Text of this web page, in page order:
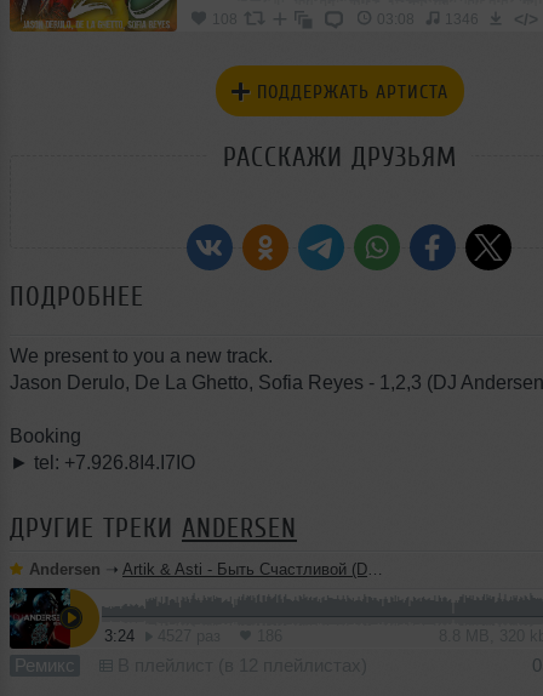
03:08 1346 </>
ПОДДЕРЖАТЬ АРТИСТА
РАССКАЖИ ДРУЗЬЯМ
ПОДРОБНЕЕ
We present to you a new track.
Jason Derulo, De La Ghetto, Sofia Reyes - 1,2,3 (DJ
Booking
► tel: +7.926.8I4.I7IO
ДРУГИЕ ТРЕКИ ANDERSEN
Andersen ➝ Artik & Asti - Быть Счастливой (DJ Andersen Remix)
3:24
Ремикс